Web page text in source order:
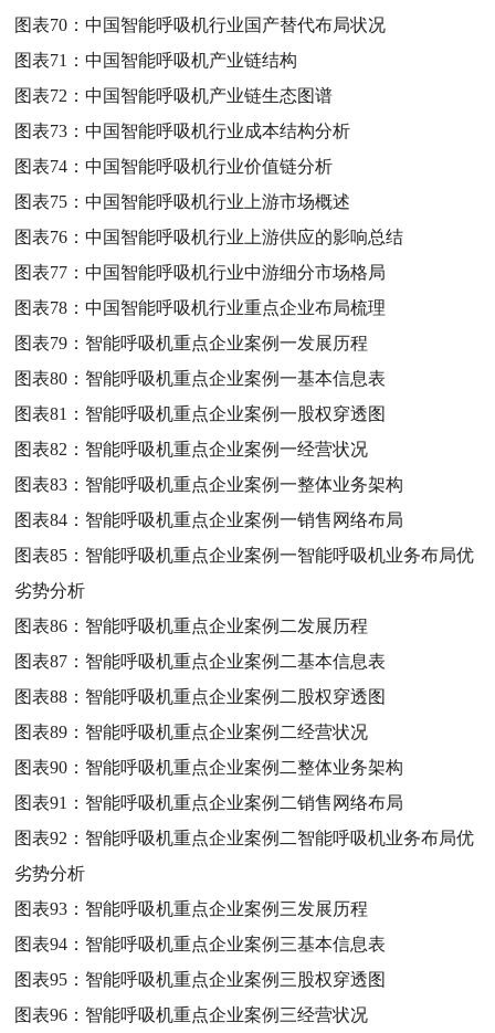
图表70：中国智能呼吸机行业国产替代布局状况
图表71：中国智能呼吸机产业链结构
图表72：中国智能呼吸机产业链生态图谱
图表73：中国智能呼吸机行业成本结构分析
图表74：中国智能呼吸机行业价值链分析
图表75：中国智能呼吸机行业上游市场概述
图表76：中国智能呼吸机行业上游供应的影响总结
图表77：中国智能呼吸机行业中游细分市场格局
图表78：中国智能呼吸机行业重点企业布局梳理
图表79： 智能呼吸机重点企业案例一发展历程
图表80： 智能呼吸机重点企业案例一基本信息表
图表81： 智能呼吸机重点企业案例一股权穿透图
图表82： 智能呼吸机重点企业案例一经营状况
图表83： 智能呼吸机重点企业案例一整体业务架构
图表84： 智能呼吸机重点企业案例一销售网络布局
图表85： 智能呼吸机重点企业案例一智能呼吸机业务布局优
劣势分析
图表86： 智能呼吸机重点企业案例二发展历程
图表87： 智能呼吸机重点企业案例二基本信息表
图表88： 智能呼吸机重点企业案例二股权穿透图
图表89： 智能呼吸机重点企业案例二经营状况
图表90： 智能呼吸机重点企业案例二整体业务架构
图表91： 智能呼吸机重点企业案例二销售网络布局
图表92： 智能呼吸机重点企业案例二智能呼吸机业务布局优
劣势分析
图表93： 智能呼吸机重点企业案例三发展历程
图表94： 智能呼吸机重点企业案例三基本信息表
图表95： 智能呼吸机重点企业案例三股权穿透图
图表96： 智能呼吸机重点企业案例三经营状况